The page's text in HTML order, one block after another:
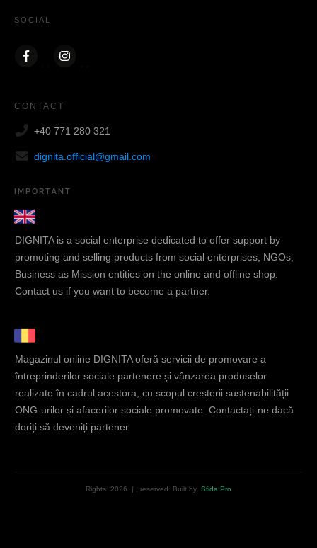
SOCIAL
CONTACT
+40 771 280 321
dignita.official@gmail.com
IMPORTANT
DIGNITA is a social enterprise dedicated to offer support by
promoting and selling products from social enterprises, NGOs,
Business as Mission entities on the online and offline shop.
Contact us if you want to become a partner.
Magazinul online DIGNITA oferă servicii de promovare a
întreprinderilor sociale partenere și vânzarea produselor
realizate în cadrul acestora, cu scopul creșterii sustenabilității
ONG-urilor și afacerilor sociale promovate. Contactați-ne dacă
doriți să deveniți partener.
Rights 2026 | , reserved. Built by Sfida.Pro